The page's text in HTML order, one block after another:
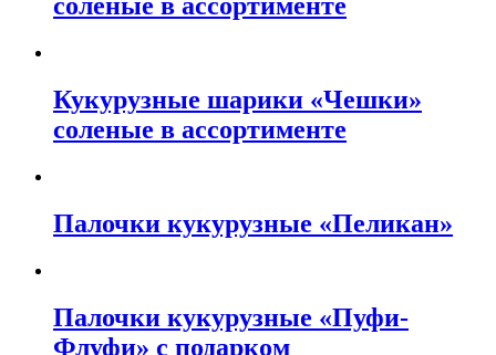
соленые в ассортименте
Кукурузные шарики «Чешки»
соленые в ассортименте
Палочки кукурузные «Пеликан»
Палочки кукурузные «Пуфи-
Флуфи» с подарком